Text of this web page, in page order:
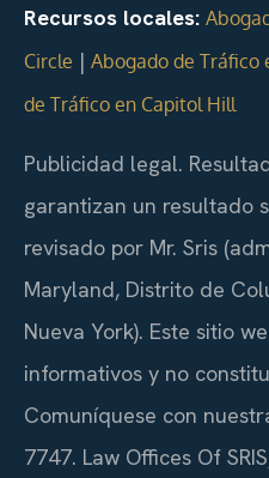
Recursos locales:
Circle | Abogado de Tráfico
de Tráfico en Capitol Hill
Publicidad legal.
garantizan un resultado
revisado por Mr. Sris
Maryland, Distrito de
Nueva York). Este sitio
informativos y no
Comuníquese con
7747. Law Offices Of